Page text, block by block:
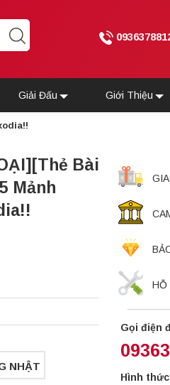
Giải Đấu Giới Thiệu
Bài
Mảnh
NHẬT
HỖ
Gọi điện
Hình